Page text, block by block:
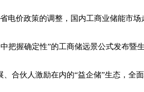
电价政策的调整，国内工商业储能市场
把握确定性”的工商储远景公式发布暨
合伙人激励在内的“益企储”生态，全